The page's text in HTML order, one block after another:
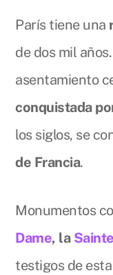
París tiene una
de dos mil
asentamiento
conquistada
los siglos, se
de Francia.
Monumentos
Dame, la
testigos de